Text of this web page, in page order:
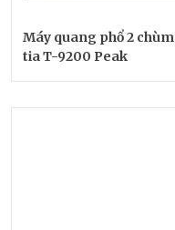
Máy quang phổ 2 chùm
tia T-9200 Peak